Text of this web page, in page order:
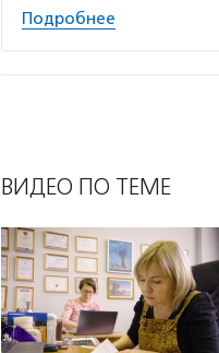
Подробнее
ВИДЕО ПО ТЕМЕ